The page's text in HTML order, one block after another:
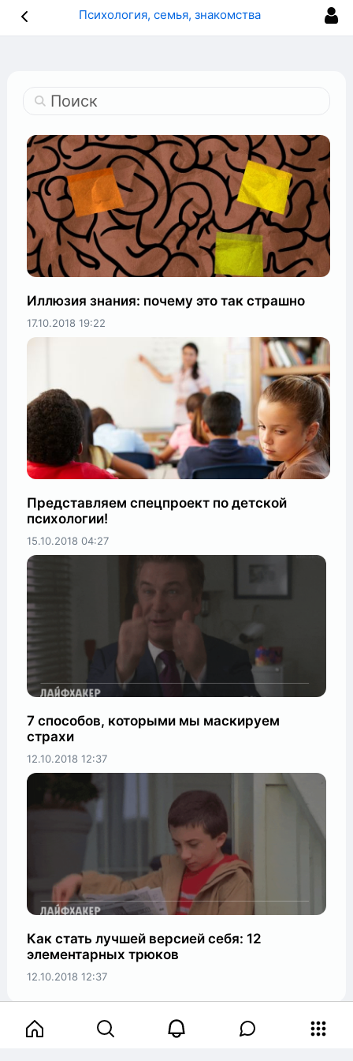
Психология, семья, знакомства
Поиск
Иллюзия знания: почему это так страшно
17.10.2018 19:22
Представляем спецпроект по детской
психологии!
15.10.2018 04:27
7 способов, которыми мы маскируем
страхи
12.10.2018 12:37
Как стать лучшей версией себя: 12
элементарных трюков
12.10.2018 12:37
dstglobal.ru